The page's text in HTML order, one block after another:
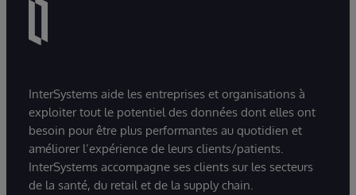
InterSystems aide les entreprises et organisations à
exploiter tout le potentiel des données dont elles ont
besoin pour être plus performantes au quotidien et
améliorer l’expérience de leurs clients/patients.
InterSystems accompagne ses clients sur les secteurs
de la santé, du retail et de la supply chain.